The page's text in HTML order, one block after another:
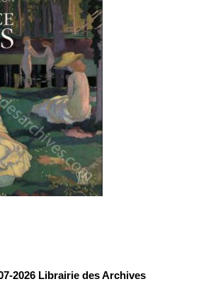
2026 Librairie des Archives